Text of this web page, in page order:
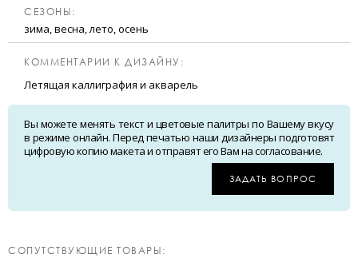
CЕЗОНЫ:
зима, весна, лето, осень
КОММЕНТАРИИ К ДИЗАЙНУ:
Летящая каллиграфия и акварель
Вы можете менять текст и цветовые палитры по Вашему вкусу
в режиме онлайн. Перед печатью наши дизайнеры подготовят
цифровую копию макета и отправят его Вам на согласование.
ЗАДАТЬ ВОПРОС
CОПУТСТВУЮЩИЕ ТОВАРЫ: